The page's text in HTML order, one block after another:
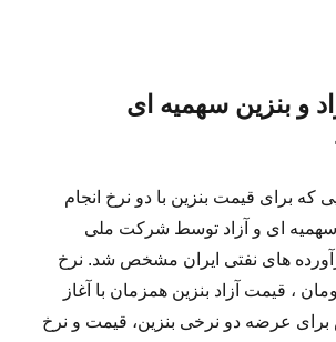
و بنزین سهمیه ای
که برای قیمت بنزین با دو نرخ انجام
ای و آزاد توسط شرکت ملی
های نفتی ایران مشخص شد. نرخ
آزاد 1500 تومان ، قیمت آزاد بنزین همزمان با آغاز
عرضه دو نرخی بنزین، قیمت و نرخ